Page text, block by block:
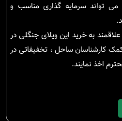
تواند سرمایه گذاری مناسب و
به خرید این ویلای جنگلی در
کارشناسان ساحل ، تخفیفاتی در
اخذ نمایند.